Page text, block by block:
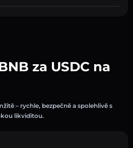
za USDC na
– rychle, bezpečně a spolehlivě s
likviditou.